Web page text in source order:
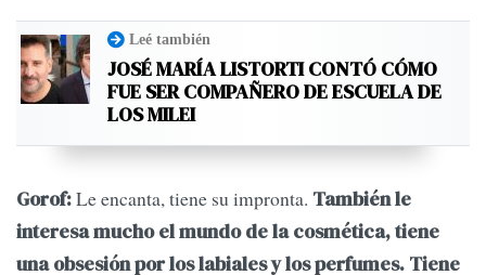
Leé también
JOSÉ MARÍA LISTORTI CONTÓ CÓMO
FUE SER COMPAÑERO DE ESCUELA DE
LOS MILEI
Gorof:Le encanta, tiene su impronta. También le
interesa mucho el mundo de la cosmética, tiene
una obsesión por los labiales y los perfumes. Tiene